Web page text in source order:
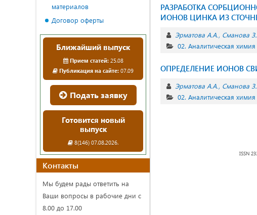
РАЗРАБОТКА
ИОНОВ ЦИНКА ИЗ
Эрматова А.А. Сманова
02. Аналитическая химия
ОПРЕДЕЛЕНИЕ ИОНОВ
Эрматова А.А. Сманова
02. Аналитическая химия
ISSN
материалов
Договор оферты
Ближайший выпуск
Прием статей:25.08
Публикация на сайте: 07.09
Подать заявку
Готовится новый
выпуск
8(146) 07.08.2026.
Контакты
Мы будем рады ответить на
Ваши вопросы в рабочие дни с
8.00 до 17.00